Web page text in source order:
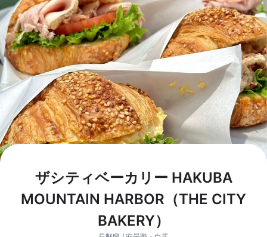
ザシティベーカリー HAKUBA
MOUNTAIN HARBOR（THE CITY
BAKERY）